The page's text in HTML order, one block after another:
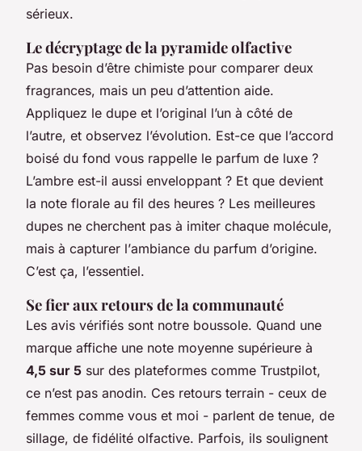
sérieux.
Le décryptage de la pyramide olfactive
Pas besoin d’être chimiste pour comparer deux
fragrances, mais un peu d’attention aide.
Appliquez le dupe et l’original l’un à côté de
l’autre, et observez l’évolution. Est-ce que l’accord
boisé du fond vous rappelle le parfum de luxe ?
L’ambre est-il aussi enveloppant ? Et que devient
la note florale au fil des heures ? Les meilleures
dupes ne cherchent pas à imiter chaque molécule,
mais à capturer l’ambiance du parfum d’origine.
C’est ça, l’essentiel.
Se fier aux retours de la communauté
Les avis vérifiés sont notre boussole. Quand une
marque affiche une note moyenne supérieure à
4,5 sur 5 sur des plateformes comme Trustpilot,
ce n’est pas anodin. Ces retours terrain - ceux de
femmes comme vous et moi - parlent de tenue, de
sillage, de fidélité olfactive. Parfois, ils soulignent